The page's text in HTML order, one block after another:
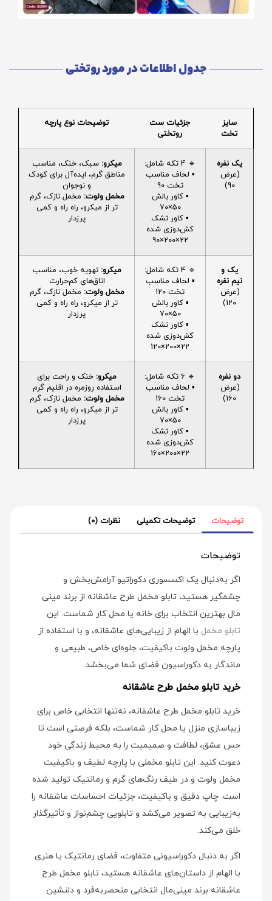
جدول اطلاعات در مورد روتختی
سایز
تخت
جزئیات ست
روتختی
توضیحات نوع پارچه
یک نفره
(عرض
90)
🔹 4 تکه شامل:
▪️ لحاف مناسب
تخت 90
▪️ کاور بالش
50×70
▪️ کاور تشک
کش‌دوزی شده
22×200×90
میکرو: سبک، خنک، مناسب
مناطق گرم، ایده‌آل برای کودک
و نوجوان
مخمل ولوت: مخمل نازک، گرم
تر از میکرو، راه راه و کمی
پرزدار
یک و
نیم نفره
(عرض
120)
🔹 4 تکه شامل:
▪️ لحاف مناسب
تخت 120
▪️ کاور بالش
50×70
▪️ کاور تشک
کش‌دوزی شده
22×200×120
میکرو: تهویه خوب، مناسب
اتاق‌های کم‌حرارت
مخمل ولوت: مخمل نازک، گرم
تر از میکرو، راه راه و کمی
پرزدار
دو نفره
(عرض
160)
🔹 6 تکه شامل:
▪️ لحاف مناسب
تخت 160
▪️ کاور بالش
50×70
▪️ کاور تشک
کش‌دوزی شده
22×200×160
میکرو: خنک و راحت برای
استفاده روزمره در اقلیم گرم
مخمل ولوت: مخمل نازک، گرم
تر از میکرو، راه راه و کمی
پرزدار
توضیحات توضیحات تکمیلی نظرات (0)
توضیحات
اگر به‌دنبال یک اکسسوری دکوراتیو آرامش‌بخش و
چشمگیر هستید، تابلو مخمل طرح عاشقانه از برند مینی‌
مال بهترین انتخاب برای خانه یا محل کار شماست. این
تابلو مخمل با الهام از زیبایی‌های عاشقانه، و با استفاده از
پارچه مخمل ولوت باکیفیت، جلوه‌ای خاص، طبیعی و
ماندگار به دکوراسیون فضای شما می‌بخشد.
خرید تابلو مخمل طرح عاشقانه
خرید تابلو مخمل طرح عاشقانه، نه‌تنها انتخابی خاص برای
زیباسازی منزل یا محل کار شماست، بلکه فرصتی است تا
حس عشق، لطافت و صمیمیت را به محیط زندگی خود
دعوت کنید. این تابلو مخملی با پارچه لطیف و باکیفیت
مخمل ولوت و در طیف رنگ‌های گرم و رمانتیک تولید شده
است. چاپ دقیق و باکیفیت، جزئیات احساسات عاشقانه را
به‌زیبایی به تصویر می‌کشد و تابلویی چشم‌نواز و تأثیرگذار
خلق می‌کند.
اگر به دنبال دکوراسیونی متفاوت، فضای رمانتیک یا هنری
با الهام از داستان‌های عاشقانه هستید، تابلو مخمل طرح
عاشقانه برند مینی‌مال انتخابی منحصربه‌فرد و دلنشین